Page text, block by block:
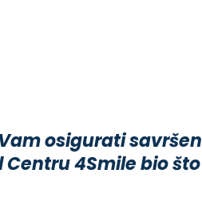
osigurati savršen
4Smile bio što